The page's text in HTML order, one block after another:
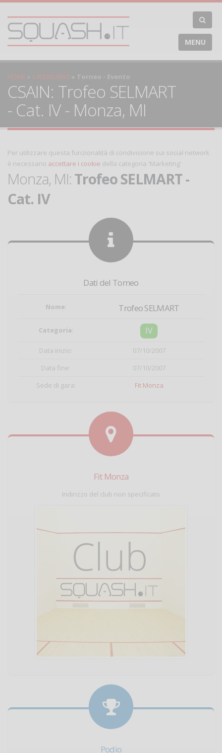
MENU
HOME CALENDARIO Torneo - Evento
CSAIN: Trofeo SELMART
- Cat. IV - Monza, MI
Per utilizzare questa funzionalità di condivisione sui social network
è necessario accettare i cookie della categoria 'Marketing'
Monza, MI: Trofeo SELMART -
Cat. IV
Dati del Torneo
Nome: Trofeo SELMART
Categoria: IV
Data inizio:
07/10/2007
Data fine:
07/10/2007
Sede di gara:
Fit Monza
Fit Monza
Indirizzo del club non specificato
Podio